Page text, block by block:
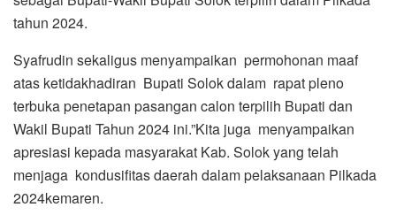
tahun 2024.
Syafrudin sekaligus menyampaikan permohonan maaf
atas ketidakhadiran Bupati Solok dalam rapat pleno
terbuka penetapan pasangan calon terpilih Bupati dan
Wakil Bupati Tahun 2024 ini.”Kita juga menyampaikan
apresiasi kepada masyarakat Kab. Solok yang telah
menjaga kondusifitas daerah dalam pelaksanaan Pilkada
2024kemaren.